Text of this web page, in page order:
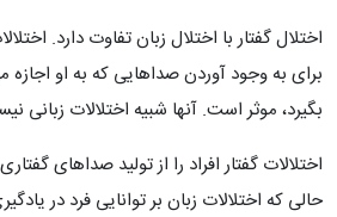
اختلال گفتار با اختلال زبان تفاوت دارد.
برای به وجود آوردن صداهایی که به او اجازه
بگیرد، موثر است. آنها شبیه اختلالات زبانی
اختلالات گفتار افراد را از تولید صداهای
حالی که اختلالات زبان بر توانایی فرد در